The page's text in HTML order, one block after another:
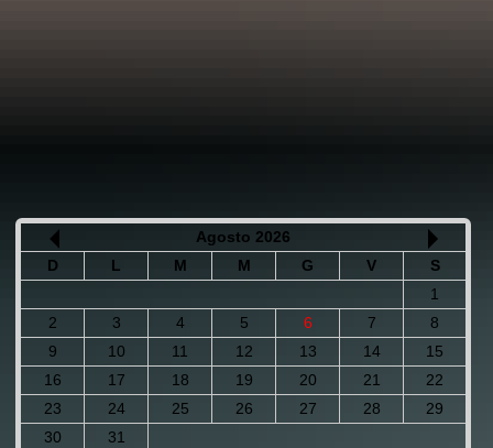
Agosto 2026
D
L M M G V
S
1
2
3 4 5 6 7
8
9
10 11 12 13 14
15
16
17 18 19 20 21
22
23
24 25 26 27 28
29
30
31